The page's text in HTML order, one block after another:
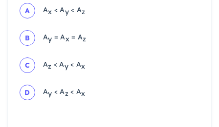
A Ax < Ay< Az
B Ay = Ax = Az
C Az < Ay< Ax
D Ay < Az < Ax